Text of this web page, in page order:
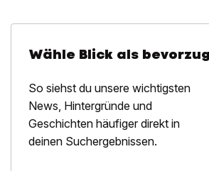
Wähle Blick als
So siehst du unsere wichtigsten
News, Hintergründe und
Geschichten häufiger direkt in
deinen Suchergebnissen.